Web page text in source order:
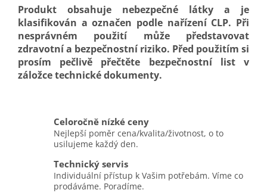
Produkt obsahuje nebezpečné látky a je
klasifikován a označen podle nařízení CLP. Při
nesprávném použití může představovat
zdravotní a bezpečnostní riziko. Před použitím si
prosím pečlivě přečtěte bezpečnostní list v
záložce technické dokumenty.
Celoročně nízké ceny
Nejlepší poměr cena/kvalita/životnost, o to
usilujeme každý den.
Technický servis
Individuální přístup k Vašim potřebám. Víme co
prodáváme. Poradíme.